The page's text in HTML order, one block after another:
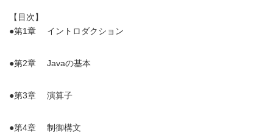
【目次】
●第1章 イントロダクション
●第2章 Javaの基本
●第3章 演算子
●第4章 制御構文